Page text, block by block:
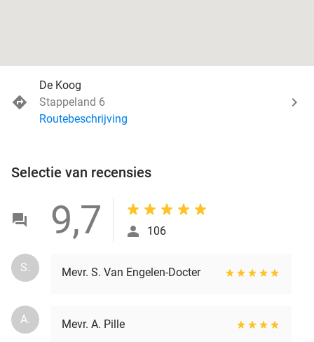
De Koog
Stappeland 6
Routebeschrijving
Selectie van recensies
9,7 106
S. Mevr. S. Van Engelen-Docter
A. Mevr. A. Pille